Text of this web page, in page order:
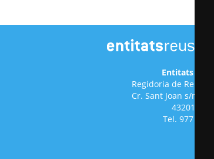
Entitats de
Regidoria de
Cr. Sant Joan s/n
43201 Reus
Tel. 977 010